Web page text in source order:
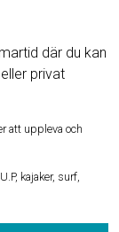
där du kan
privat
att uppleva och
kajaker, surf,